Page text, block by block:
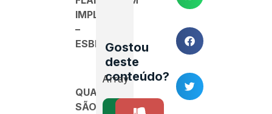
IMPLICA
–
ESBELTEZ
QUAIS
SÃO
Gostou
deste
conteúdo?
Array